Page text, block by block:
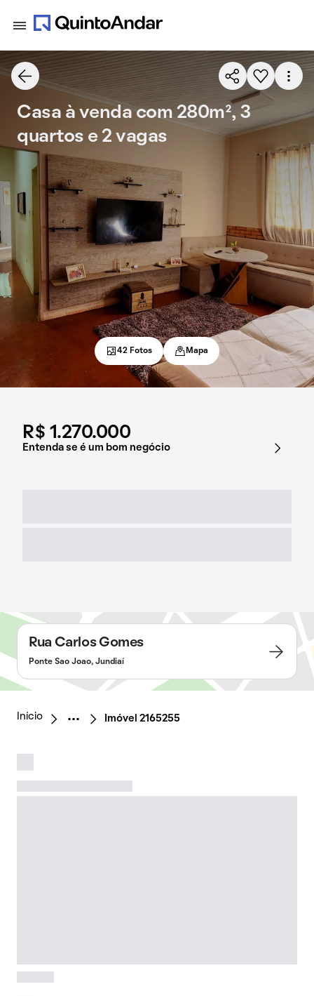
R$ 1.270.000
Entenda se é um bom negócio
Casa à venda com 280m², 3
quartos e 2 vagas
42 Fotos Mapa
Rua Carlos Gomes
Ponte Sao Joao, Jundiaí
Início Imóvel 2165255